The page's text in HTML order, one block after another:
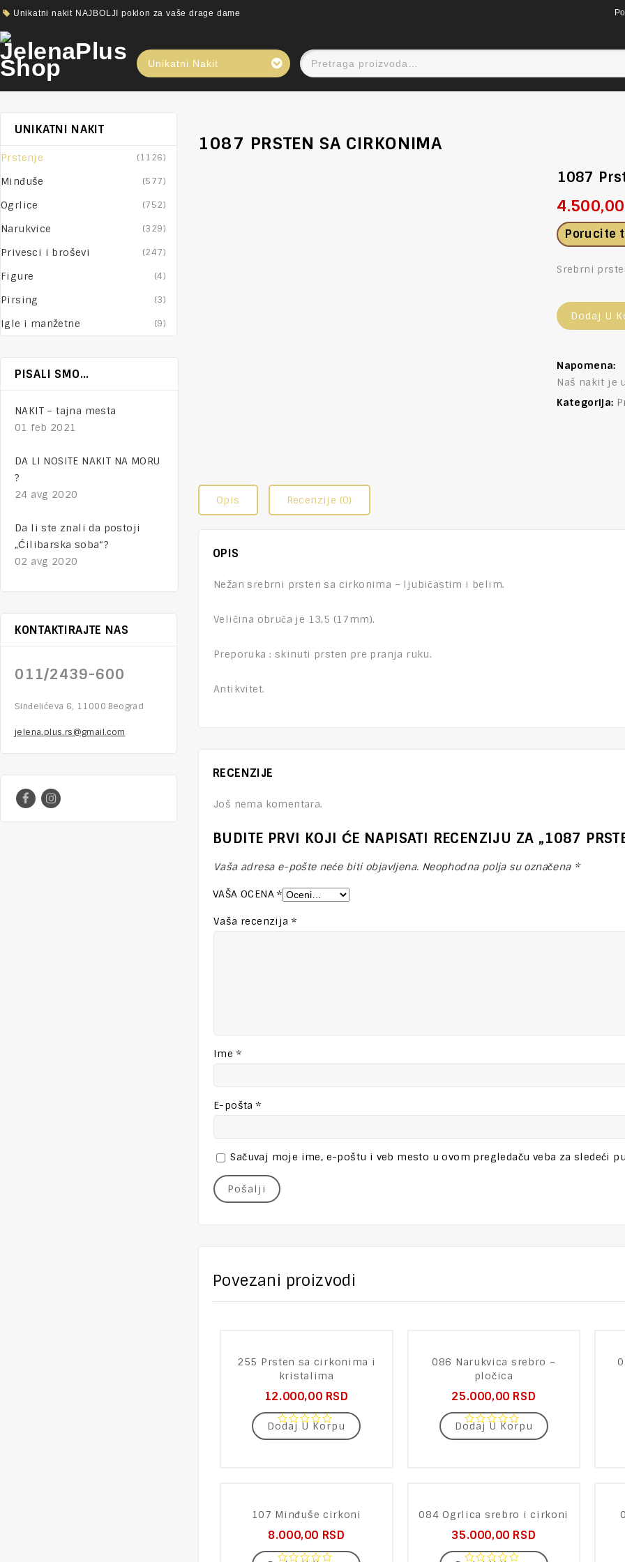
Unikatni nakit NAJBOLJI poklon za vaše drage dame
Unikatni Nakit
1087 PRSTEN SA CIRKONIMA
1087
4.500,00
Porucite
Srebrni
Dodaj U
Napomena:
Naš nakit je
Kategorija:
Opis Recenzije (0)
OPIS
Nežan srebrni prsten sa cirkonima – ljubičastim i belim.
Veličina obruča je 13,5 (17mm).
Preporuka : skinuti prsten pre pranja ruku.
Antikvitet.
RECENZIJE
Još nema komentara.
BUDITE PRVI KOJI ĆE NAPISATI RECENZIJU ZA „1087
Vaša adresa e-pošte neće biti objavljena. Neophodna polja su označena *
VAŠA OCENA*
Vaša recenzija*
Ime *
E-pošta*
Sačuvaj moje ime, e-poštu i veb mesto u ovom pregledaču veba za sledeći
Povezani proizvodi
255 Prsten sa cirkonima i
kristalima
12.000,00 RSD
0
Dodaj U Korpu
086 Narukvica srebro –
pločica
25.000,00 RSD
0
Dodaj U Korpu
107 Minđuše cirkoni
8.000,00 RSD
084 Ogrlica srebro i cirkoni
35.000,00 RSD
UNIKATNI NAKIT
Prstenje (1126)
Minđuše (577)
Ogrlice (752)
Narukvice (329)
Privesci i broševi (247)
Figure (4)
Pirsing (3)
Igle i manžetne (9)
PISALI SMO…
NAKIT – tajna mesta
01 feb 2021
DA LI NOSITE NAKIT NA MORU
?
24 avg 2020
Da li ste znali da postoji
„Ćilibarska soba“?
02 avg 2020
KONTAKTIRAJTE NAS
011/2439-600
Sinđelićeva 6, 11000 Beograd
jelena.plus.rs@gmail.com